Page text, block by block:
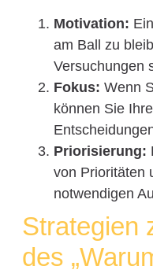
Motivation:
am Ball zu
Versuchungen
Fokus: Wenn
können Sie
Priorisierung:
von Prioritäten
notwendigen
Strategien
des